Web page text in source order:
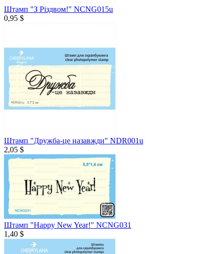
Штамп "З Різдвом!" NCNG015u
0,95 $
Штамп "Дружба-це назавжди" NDR001u
2,05 $
Штамп "Happy New Year!" NCNG031
1,40 $